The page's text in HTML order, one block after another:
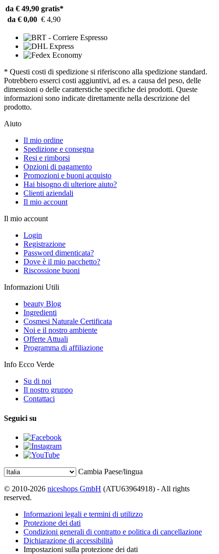
da € 49,90 gratis*
da € 0,00 € 4,90
* Questi costi di spedizione si riferiscono alla spedizione standard.
Potrebbero esserci costi aggiuntivi, ad es. a causa del peso, delle
dimensioni o delle caratterstiche specifiche dei prodotti. Queste
informazioni sono indicate direttamente nella descrizione del
prodotto.
Aiuto
Il mio ordine
Spedizione e consegna
Resi e rimborsi
Opzioni di pagamento
Promozioni e buoni acquisto
Hai bisogno di ulteriore aiuto?
Clienti aziendali
Il mio account
Il mio account
Login
Registrazione
Password dimenticata?
Dove è il mio pacchetto?
Riscossione buoni
Informazioni Utili
beauty Blog
Ingredienti
Cosmesi Naturale Certificata
Noi e il nostro ambiente
Offerte Attuali
Programma di affiliazione
Info Ecco Verde
Su di noi
Il nostro gruppo
Contattaci
Seguici su
Cambia Paese/lingua
© 2010-2026 niceshops GmbH (ATU63964918) - All rights
reserved.
Informazioni legali e termini di utilizzo
Protezione dei dati
Condizioni generali di contratto e politica di cancellazione
Dichiarazione di accessibilità
Impostazioni sulla protezione dei dati